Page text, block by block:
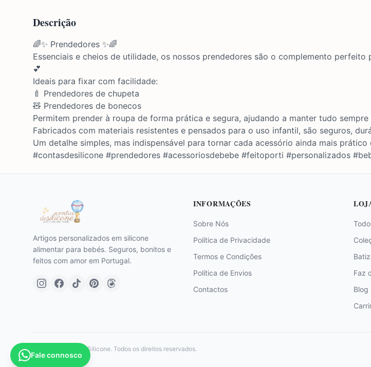
Descrição
🌈✨ Prendedores ✨🌈
Essenciais e cheios de utilidade, os nossos prendedores são o complemento
💕
Ideais para fixar com facilidade:
🍼 Prendedores de chupeta
🧸 Prendedores de bonecos
Permitem prender à roupa de forma prática e segura, ajudando a manter tudo
Fabricados com materiais resistentes e pensados para o uso infantil, são seguros,
Um detalhe simples, mas indispensável para tornar cada acessório ainda mais prático
#contasdesilicone #prendedores #acessoriosdebebe #feitoporti #personalizados
Artigos personalizados em silicone
alimentar para bebés. Seguros, bonitos e
feitos com amor em Portugal.
INFORMAÇÕES
Sobre Nós
Política de Privacidade
Termos e Condições
Política de Envios
Contactos
Faz
Blog
Contas de Silicone. Todos os direitos reservados.
Fale connosco